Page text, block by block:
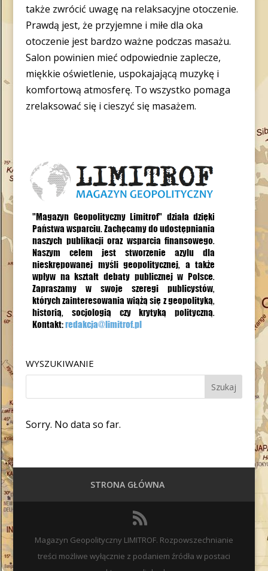
także zwrócić uwagę na relaksacyjne otoczenie.
Prawdą jest, że przyjemne i miłe dla oka
otoczenie jest bardzo ważne podczas masażu.
Salon powinien mieć odpowiednie zaplecze,
miękkie oświetlenie, uspokajającą muzykę i
komfortową atmosferę. To wszystko pomaga
zrelaksować się i cieszyć się masażem.
WYSZUKIWANIE
Sorry. No data so far.
STRONA GŁÓWNA
Magazyn Geopolityczny LIMITROF. Rozpowszechnianie
treści możliwe wyłącznie z podaniem źródła w postaci